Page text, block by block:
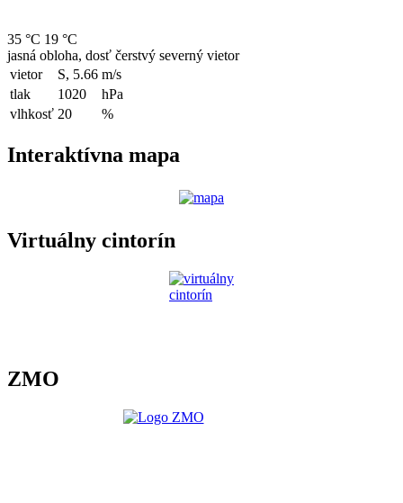
35 °C 19 °C
jasná obloha, dosť čerstvý severný vietor
vietor
S, 5.66 m/s
tlak
1020
hPa
vlhkosť 20 %
Interaktívna mapa
Virtuálny cintorín
ZMO